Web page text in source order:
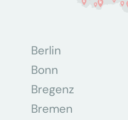
Berlin
Bonn
Bregenz
Bremen